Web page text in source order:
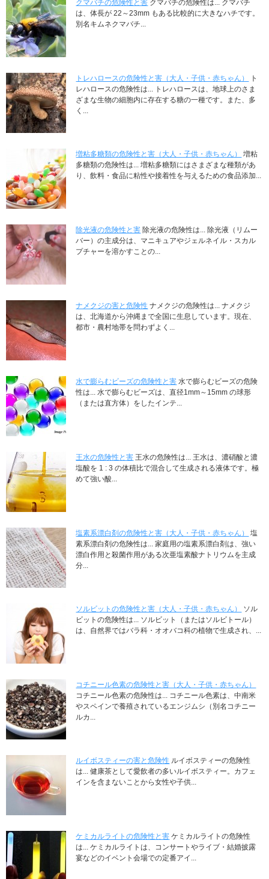
クマバチの危険性と害 クマバチの危険性は... クマバチ
は、体長が 22～23mm もある比較的に大きなハチです。
別名キムネクマバチ...
トレハロースの危険性と害（大人・子供・赤ちゃん）
ト
レハロースの危険性は... トレハロースは、地球上のさま
ざまな生物の細胞内に存在する糖の一種です。また、多
く...
増粘多糖類の危険性と害（大人・子供・赤ちゃん）
増粘
多糖類の危険性は... 増粘多糖類にはさまざまな種類があ
り、飲料・食品に粘性や接着性を与えるための食品添加...
除光液の危険性と害 除光液の危険性は... 除光液（リムー
バー）の主成分は、マニキュアやジェルネイル・スカル
プチャーを溶かすことの...
ナメクジの害と危険性 ナメクジの危険性は... ナメクジ
は、北海道から沖縄まで全国に生息しています。現在、
都市・農村地帯を問わずよく...
水で膨らむビーズの危険性と害 水で膨らむビーズの危険
性は... 水で膨らむビーズは、直径1mm～15mm の球形
（または直方体）をしたインテ...
王水の危険性と害 王水の危険性は... 王水は、濃硝酸と濃
塩酸を 1 : 3 の体積比で混合して生成される液体です。極
めて強い酸...
塩素系漂白剤の危険性と害（大人・子供・赤ちゃん）
塩
素系漂白剤の危険性は... 家庭用の塩素系漂白剤は、強い
漂白作用と殺菌作用がある次亜塩素酸ナトリウムを主成
分...
ソルビットの危険性と害（大人・子供・赤ちゃん）
ソル
ビットの危険性は... ソルビット（またはソルビトール）
は、自然界ではバラ科・オオバコ科の植物で生成され、...
コチニール色素の危険性と害（大人・子供・赤ちゃん）
コチニール色素の危険性は... コチニール色素は、中南米
やスペインで養殖されているエンジムシ（別名コチニー
ルカ...
ルイボスティーの害と危険性 ルイボスティーの危険性
は... 健康茶として愛飲者の多いルイボスティー。カフェ
インを含まないことから女性や子供...
ケミカルライトの危険性と害 ケミカルライトの危険性
は... ケミカルライトは、コンサートやライブ・結婚披露
宴などのイベント会場での定番アイ...